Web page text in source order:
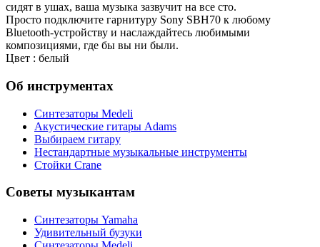
сидят в ушах, ваша музыка зазвучит на все сто.
Просто подключите гарнитуру Sony SBH70 к любому
Bluetooth-устройству и наслаждайтесь любимыми
композициями, где бы вы ни были.
Цвет : белый
Об инструментах
Синтезаторы Мedeli
Акустические гитары Adams
Выбираем гитару
Нестандартные музыкальные инструменты
Стойки Crane
Советы музыкантам
Синтезаторы Yamaha
Удивительный бузуки